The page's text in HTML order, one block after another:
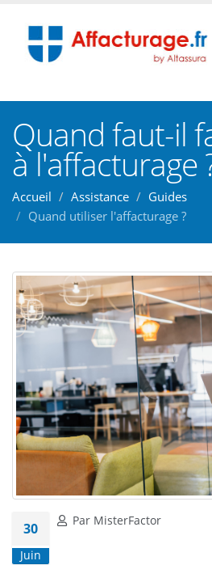
Quand faut-il
à l'affacturage
Accueil Assistance
Guides
Quand utiliser l'affacturage ?
30
Juin
Par MisterFactor